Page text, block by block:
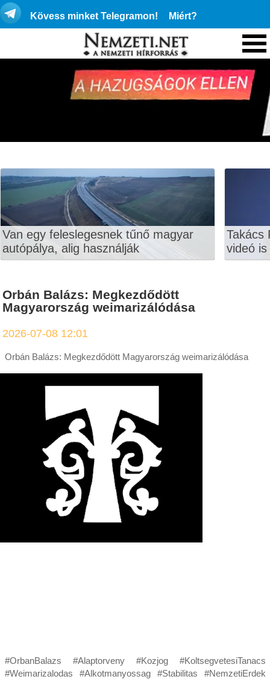
Kövess minket Telegramon! Miért?
Van egy feleslegesnek tűnő magyar
autópálya, alig használják
Takács
videó
Orbán Balázs: Megkezdődött
Magyarország weimarizálódása
2026-07-08 12:01
Orbán Balázs: Megkezdődött Magyarország weimarizálódása
#OrbanBalazs #Alaptorveny #Kozjog #KoltsegvetesiTanacs
#Weimarizalodas #Alkotmanyossag #Stabilitas #NemzetiErdek